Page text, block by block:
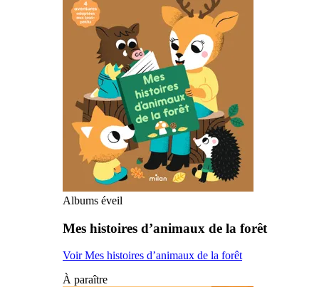
Albums éveil
Mes histoires d’animaux de la forêt
Voir Mes histoires d’animaux de la forêt
À paraître